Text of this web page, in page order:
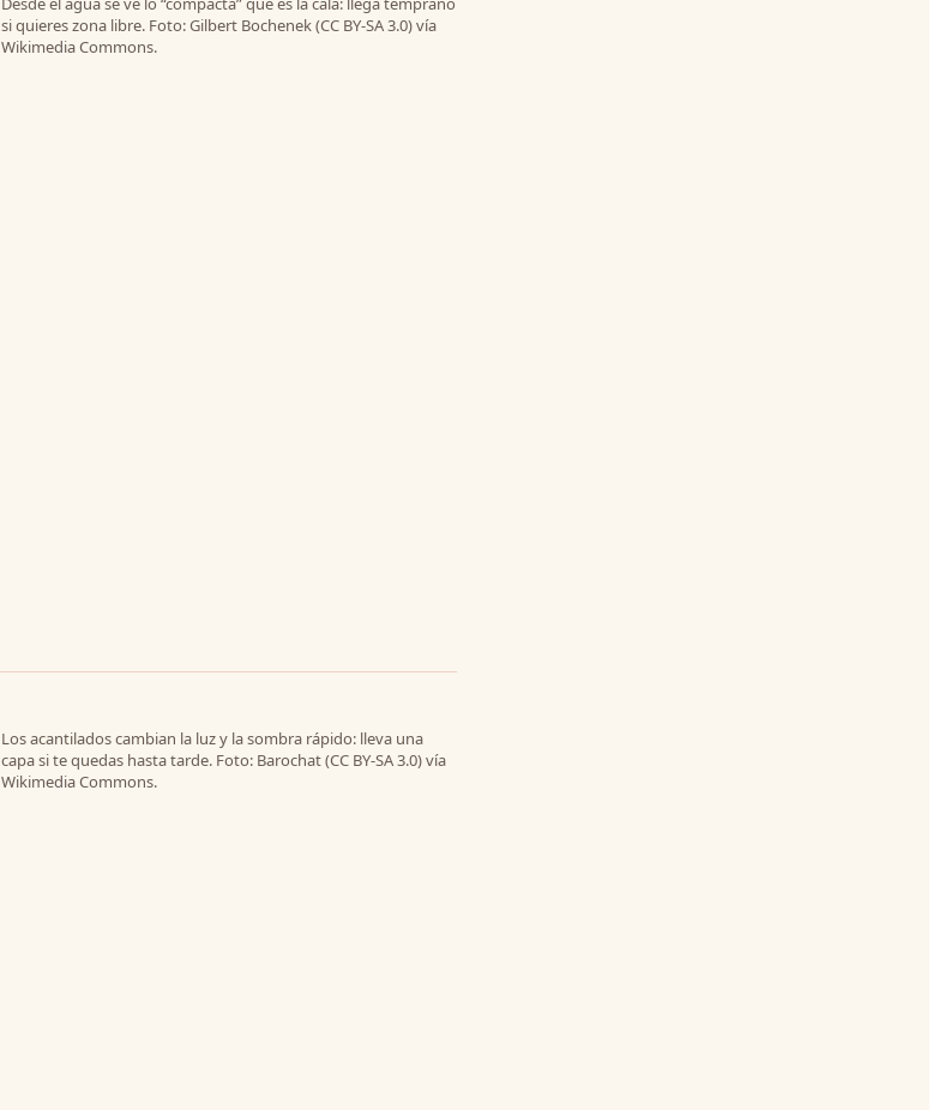
si quieres zona libre. Foto: Gilbert Bochenek (CC BY-SA 3.0) vía
Wikimedia Commons.
Los acantilados cambian la luz y la sombra rápido: lleva una
capa si te quedas hasta tarde. Foto: Barochat (CC BY-SA 3.0) vía
Wikimedia Commons.